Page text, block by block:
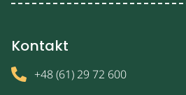
Kontakt
+48 (61) 29 72 600